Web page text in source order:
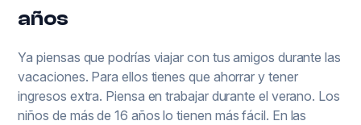
años
Ya piensas que podrías viajar con tus amigos durante las
vacaciones. Para ellos tienes que ahorrar y tener
ingresos extra. Piensa en trabajar durante el verano. Los
niños de más de 16 años lo tienen más fácil. En las